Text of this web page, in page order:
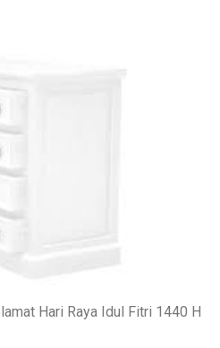
Hari Raya Idul Fitri 1440 H